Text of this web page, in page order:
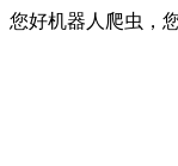
您好机器人爬虫，